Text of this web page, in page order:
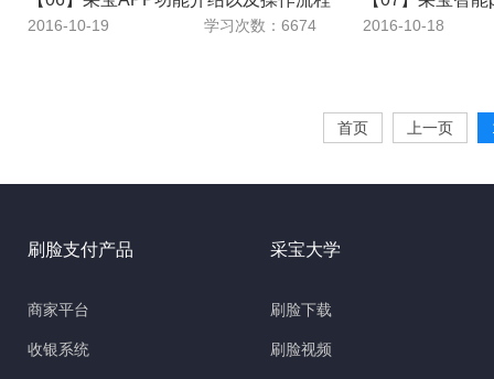
学习次数：6674
2016-10-19 2016-10-18
首页 上一页
刷脸支付产品
商家平台
收银系统
采宝大学
刷脸下载
刷脸视频